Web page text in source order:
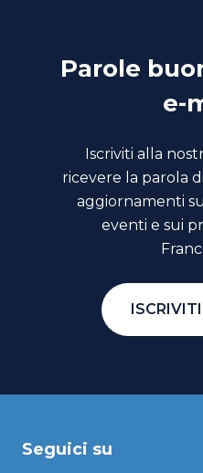
Parole
e-
Iscriviti alla
ricevere la parola
aggiornamenti
eventi e sui
Seguici su